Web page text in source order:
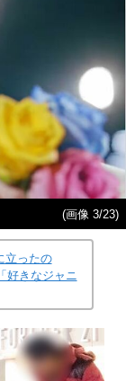
(画像 3/23)
立ったの
きなジャニ